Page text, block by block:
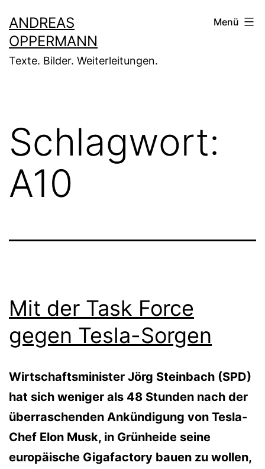
Inhalt
springen
ANDREAS
OPPERMANN
Texte. Bilder. Weiterleitungen.
Menü
Schlagwort:
A10
Mit der Task Force
gegen Tesla-Sorgen
Wirtschaftsminister Jörg Steinbach (SPD)
hat sich weniger als 48 Stunden nach der
überraschenden Ankündigung von Tesla-
Chef Elon Musk, in Grünheide seine
europäische Gigafactory bauen zu wollen,